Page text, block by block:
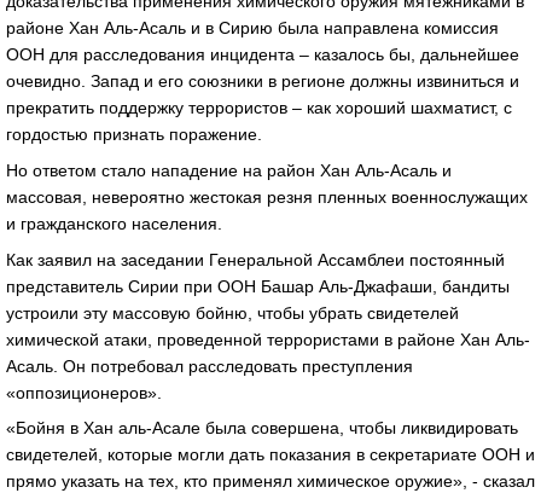
районе Хан Аль-Асаль и в Сирию была направлена комиссия
ООН для расследования инцидента – казалось бы, дальнейшее
очевидно. Запад и его союзники в регионе должны извиниться и
прекратить поддержку террористов – как хороший шахматист, с
гордостью признать поражение.
Но ответом стало нападение на район Хан Аль-Асаль и
массовая, невероятно жестокая резня пленных военнослужащих
и гражданского населения.
Как заявил на заседании Генеральной Ассамблеи постоянный
представитель Сирии при ООН Башар Аль-Джафаши, бандиты
устроили эту массовую бойню, чтобы убрать свидетелей
химической атаки, проведенной террористами в районе Хан Аль-
Асаль. Он потребовал расследовать преступления
«оппозиционеров».
«Бойня в Хан аль-Асале была совершена, чтобы ликвидировать
свидетелей, которые могли дать показания в секретариате ООН и
прямо указать на тех, кто применял химическое оружие», - сказал